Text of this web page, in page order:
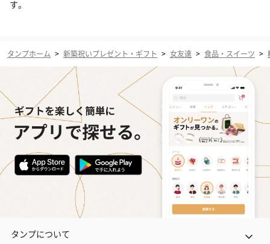
す。
タンプホーム > 新築祝いプレゼント・ギフト > 女友達 > 食品・スイーツ >
タンプについて